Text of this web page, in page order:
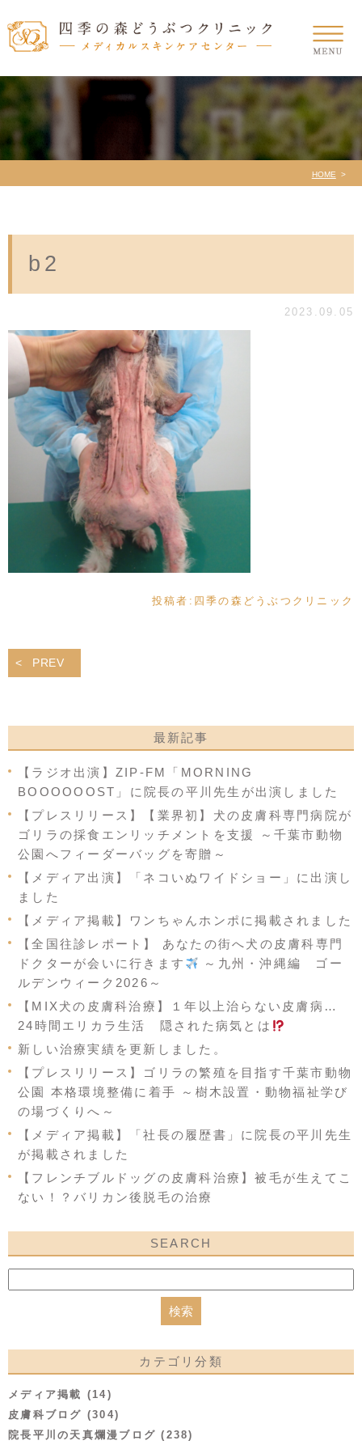
HOME
b2
2023.09.05
投稿者: 四季の森どうぶつクリニック
PREV
最新記事
【ラジオ出演】ZIP-FM「MORNING
BOOOOOOST」に院長の平川先生が出演しました
【プレスリリース】【業界初】犬の皮膚科専門病院が
ゴリラの採食エンリッチメントを支援 ～千葉市動物
公園へフィーダーバッグを寄贈～
【メディア出演】「ネコいぬワイドショー」に出演し
ました
【メディア掲載】ワンちゃんホンポに掲載されました
【全国往診レポート】 あなたの街へ犬の皮膚科専門
ドクターが会いに行きます
～九州・沖縄編 ゴー
ルデンウィーク2026～
【MIX犬の皮膚科治療】１年以上治らない皮膚病…
24時間エリカラ生活 隠された病気とは
新しい治療実績を更新しました。
【プレスリリース】ゴリラの繁殖を目指す千葉市動物
公園 本格環境整備に着手 ～樹木設置・動物福祉学び
の場づくりへ～
【メディア掲載】「社長の履歴書」に院長の平川先生
が掲載されました
【フレンチブルドッグの皮膚科治療】被毛が生えてこ
ない！？バリカン後脱毛の治療
SEARCH
カテゴリ分類
メディア掲載 (14)
皮膚科ブログ (304)
院長平川の天真爛漫ブログ (238)